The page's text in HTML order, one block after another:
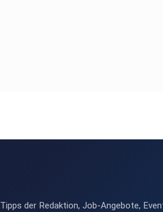
der Redaktion, Job-Angebote,